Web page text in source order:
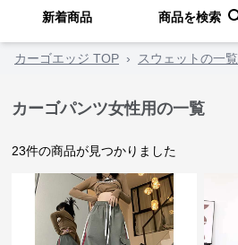
新着商品 商品を検索
カーゴエッジ TOP › スウェットの一覧
カーゴパンツ女性用の一覧
23件の商品が見つかりました